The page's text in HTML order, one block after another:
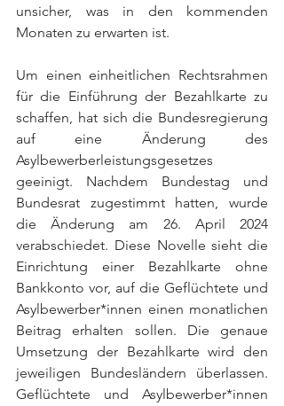
unsicher, was in den kommenden
Monaten zu erwarten ist.
Um einen einheitlichen Rechtsrahmen
für die Einführung der Bezahlkarte zu
schaffen, hat sich die Bundesregierung
auf eine Änderung des
Asylbewerberleistungsgesetzes
geeinigt. Nachdem Bundestag und
Bundesrat zugestimmt hatten, wurde
die Änderung am 26. April 2024
verabschiedet. Diese Novelle sieht die
Einrichtung einer Bezahlkarte ohne
Bankkonto vor, auf die Geflüchtete und
Asylbewerber*innen einen monatlichen
Beitrag erhalten sollen. Die genaue
Umsetzung der Bezahlkarte wird den
jeweiligen Bundesländern überlassen.
Geflüchtete und Asylbewerber*innen